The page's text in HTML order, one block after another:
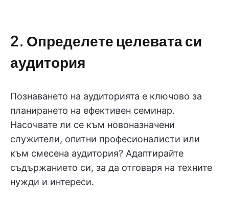
2. Определете целевата си
аудитория
Познаването на аудиторията е ключово за
планирането на ефективен семинар.
Насочвате ли се към новоназначени
служители, опитни професионалисти или
към смесена аудитория? Адаптирайте
съдържанието си, за да отговаря на техните
нужди и интереси.